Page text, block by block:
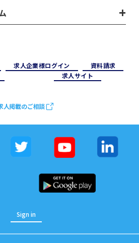
求⼈企業様ログイン
資料請求
求⼈サイト
人掲載のご相談
Sign in